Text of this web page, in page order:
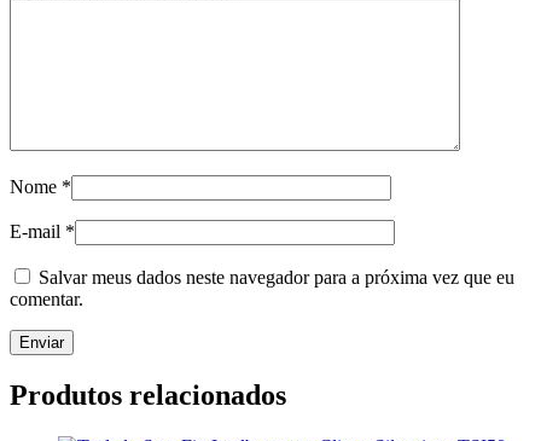
Nome *
E-mail *
Salvar meus dados neste navegador para a próxima vez que eu
comentar.
Produtos relacionados